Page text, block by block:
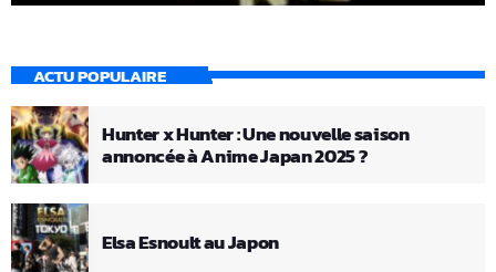
ACTU POPULAIRE
Hunter x Hunter : Une nouvelle saison
annoncée à Anime Japan 2025 ?
Elsa Esnoult au Japon